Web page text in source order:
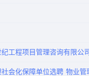
纪工程项目管理咨询有限公
会化保障单位选聘 物业管